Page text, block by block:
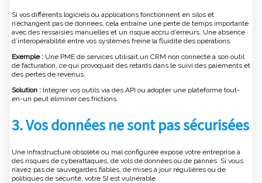
Si vos différents logiciels ou applications fonctionnent en silos et
n’échangent pas de données, cela entraîne une perte de temps importante
avec des ressaisies manuelles et un risque accru d’erreurs. Une absence
d’interopérabilité entre vos systèmes freine la fluidité des opérations.
Exemple : Une PME de services utilisait un CRM non connecté à son outil
de facturation, ce qui provoquait des retards dans le suivi des paiements et
des pertes de revenus.
Solution : Intégrer vos outils via des API ou adopter une plateforme tout-
en-un peut éliminer ces frictions.
3.Vos données ne sont pas sécurisées
Une infrastructure obsolète ou mal configurée expose votre entreprise à
des risques de cyberattaques, de vols de données ou de pannes. Si vous
n’avez pas de sauvegardes fiables, de mises à jour régulières ou de
politiques de sécurité, votre SI est vulnérable.